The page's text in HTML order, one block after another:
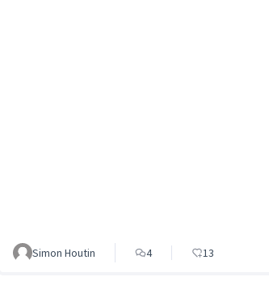
Simon Houtin 4 13